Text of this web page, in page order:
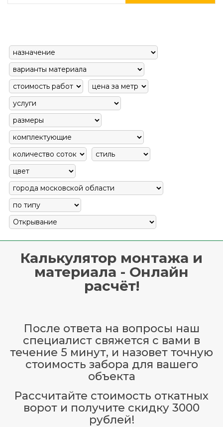
Калькулятор монтажа и
материала - Онлайн
расчёт!
После ответа на вопросы наш
специалист свяжется с вами в
течение 5 минут, и назовет точную
стоимость забора для вашего
объекта
Рассчитайте стоимость откатных
ворот и получите скидку 3000
рублей!